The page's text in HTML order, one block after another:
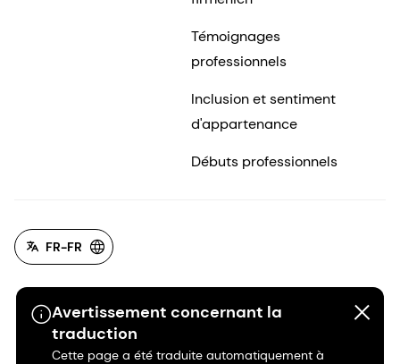
Avertissement concernant la
traduction
Cette page a été traduite automatiquement à
Témoignages
professionnels
Inclusion et sentiment
d'appartenance
Débuts professionnels
FR-FR